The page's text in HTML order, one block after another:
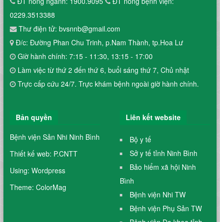
0229.3513388
Thư điện tử: bvsnnb@gmail.com
Đ/c: Đường Phan Chu Trinh, p.Nam Thành, tp.Hoa Lư
Giờ hành chính: 7:15 - 11:30, 13:15 - 17:00
Làm việc từ thứ 2 đến thứ 6, buổi sáng thứ 7, Chủ nhật
Trực cấp cứu 24/7. Trực khám bệnh ngoài giờ hành chính.
Bản quyền
Bệnh viện Sản Nhi Ninh Bình
Thiết kế web: P.CNTT
Using: Wordpress
Theme: ColorMag
Liên kết website
Bộ y tế
Sở y tế tỉnh Ninh Bình
Bảo hiểm xã hội Ninh
Bình
Bệnh viện Nhi TW
Bệnh viện Phụ Sản TW